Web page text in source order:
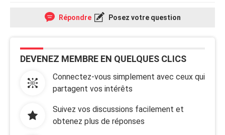
Répondre Posez votre question
DEVENEZ MEMBRE EN QUELQUES CLICS
Connectez-vous simplement avec ceux qui
partagent vos intérêts
Suivez vos discussions facilement et
obtenez plus de réponses